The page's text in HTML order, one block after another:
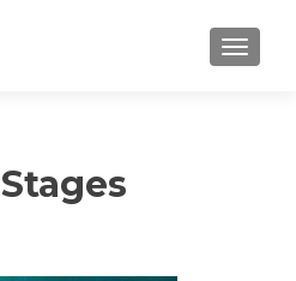
Stages